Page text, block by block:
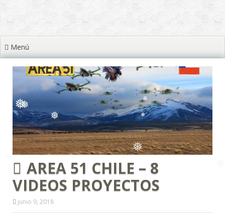
❅
❅ ❅
❅
❅
❅
❅
❅
❅
❅
Menú
AREA 51 CHILE – 8
VIDEOS PROYECTOS
junio 9, 2018